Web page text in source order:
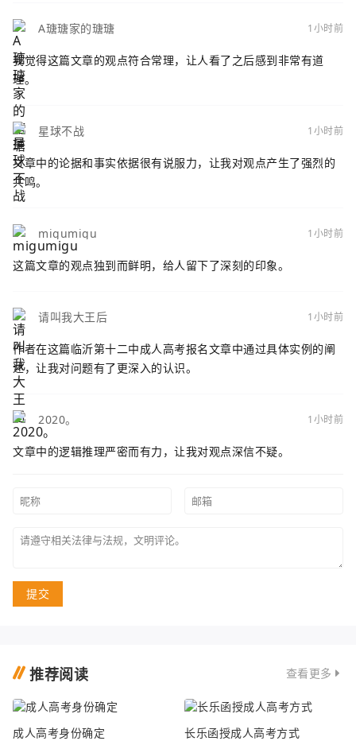
A瑭瑭家的瑭瑭 1小时前
我觉得这篇文章的观点符合常理，让人看了之后感到非常有道
理。
星球不战 1小时前
文章中的论据和事实依据很有说服力，让我对观点产生了强烈的
共鸣。
migumigu 1小时前
这篇文章的观点独到而鲜明，给人留下了深刻的印象。
请叫我大王后 1小时前
作者在这篇临沂第十二中成人高考报名文章中通过具体实例的阐
述，让我对问题有了更深入的认识。
2020。 1小时前
文章中的逻辑推理严密而有力，让我对观点深信不疑。
提交
推荐阅读 查看更多
成人高考身份确定 长乐函授成人高考方式